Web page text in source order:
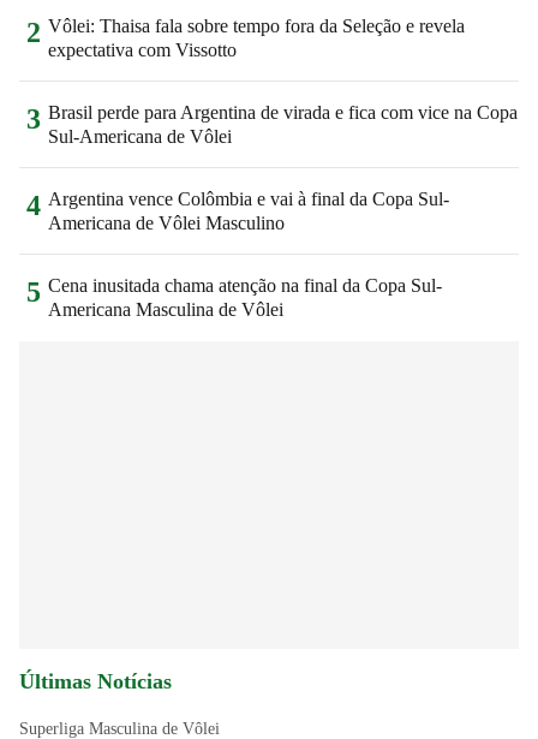
2 Vôlei: Thaisa fala sobre tempo fora da Seleção e revela
expectativa com Vissotto
3 Brasil perde para Argentina de virada e fica com vice na Copa
Sul-Americana de Vôlei
4 Argentina vence Colômbia e vai à final da Copa Sul-
Americana de Vôlei Masculino
5 Cena inusitada chama atenção na final da Copa Sul-
Americana Masculina de Vôlei
Últimas Notícias
Superliga Masculina de Vôlei